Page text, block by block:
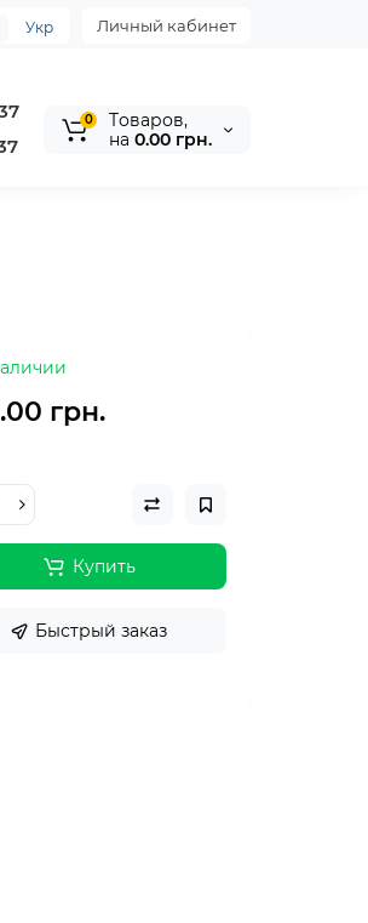
Личный кабинет
Укр
0
Tоваров,
на 0.00 грн.
грн.
Купить
Быстрый заказ